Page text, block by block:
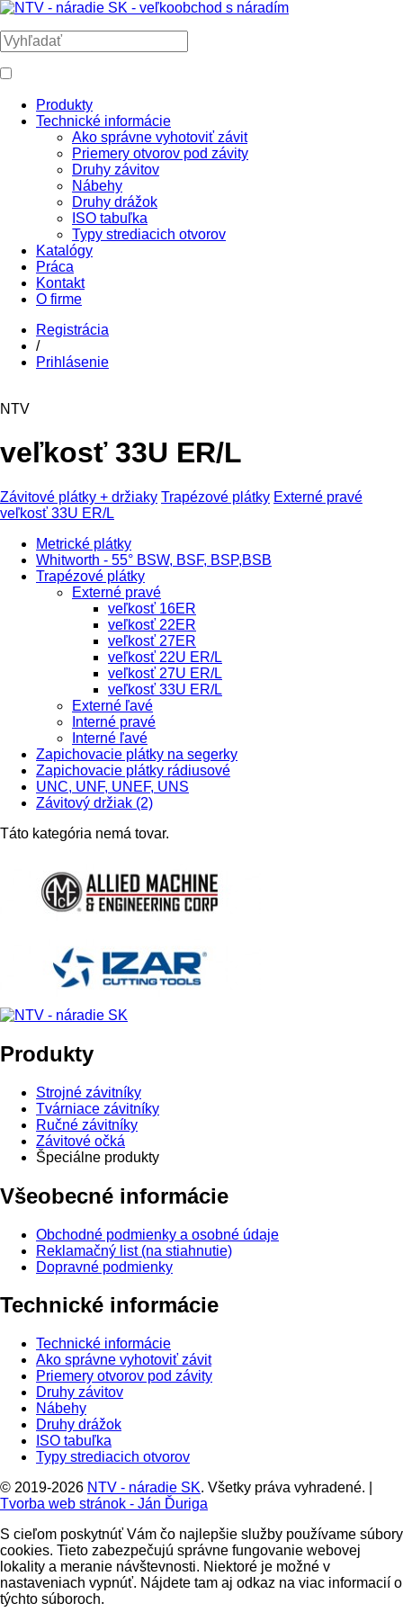
Produkty
Technické informácie
Ako správne vyhotoviť závit
Priemery otvorov pod závity
Druhy závitov
Nábehy
Druhy drážok
ISO tabuľka
Typy strediacich otvorov
Katalógy
Práca
Kontakt
O firme
Registrácia
/
Prihlásenie
NTV
veľkosť 33U ER/L
Závitové plátky + držiaky Trapézové plátky Externé pravé
veľkosť 33U ER/L
Metrické plátky
Whitworth - 55° BSW, BSF, BSP,BSB
Trapézové plátky
Externé pravé
veľkosť 16ER
veľkosť 22ER
veľkosť 27ER
veľkosť 22U ER/L
veľkosť 27U ER/L
veľkosť 33U ER/L
Externé ľavé
Interné pravé
Interné ľavé
Zapichovacie plátky na segerky
Zapichovacie plátky rádiusové
UNC, UNF, UNEF, UNS
Závitový držiak (2)
Táto kategória nemá tovar.
Produkty
Strojné závitníky
Tvárniace závitníky
Ručné závitníky
Závitové očká
Špeciálne produkty
Všeobecné informácie
Obchodné podmienky a osobné údaje
Reklamačný list (na stiahnutie)
Dopravné podmienky
Technické informácie
Technické informácie
Ako správne vyhotoviť závit
Priemery otvorov pod závity
Druhy závitov
Nábehy
Druhy drážok
ISO tabuľka
Typy strediacich otvorov
© 2019-2026 NTV - náradie SK. Všetky práva vyhradené.
Tvorba web stránok - Ján Ďuriga
S cieľom poskytnúť Vám čo najlepšie služby používame súbory
cookies. Tieto zabezpečujú správne fungovanie webovej
lokality a meranie návštevnosti. Niektoré je možné v
nastaveniach vypnúť. Nájdete tam aj odkaz na viac informacií o
týchto súboroch.